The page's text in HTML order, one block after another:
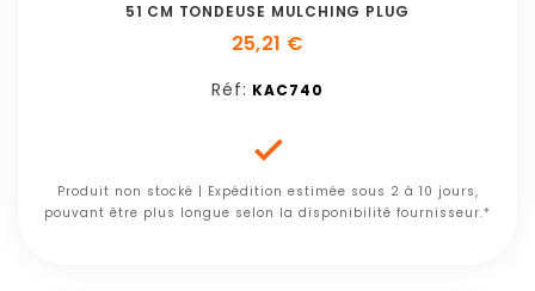
51 CM TONDEUSE MULCHING PLUG
25,21 €
Réf: KAC740

Produit non stocké | Expédition estimée sous 2 à 10 jours,
pouvant être plus longue selon la disponibilité fournisseur.*